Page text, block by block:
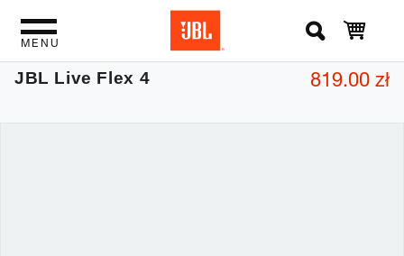
MENU
JBL Live Flex 4 819.00 zł